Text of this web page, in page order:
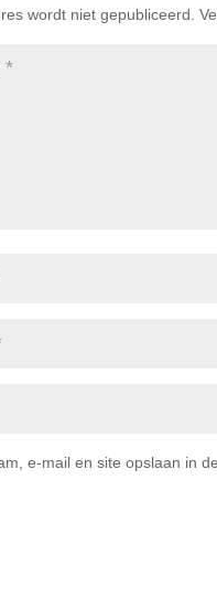
wordt niet gepubliceerd.
e-mail en site opslaan in